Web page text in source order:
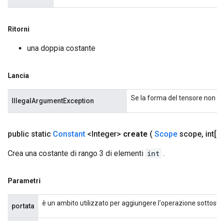
Ritorni
una doppia costante
Lancia
IllegalArgumentException Se la forma del tensore
public static Constant <Integer> create ( Scope scope,
Crea una costante di rango 3 di elementi int .
Parametri
portata è un ambito utilizzato per aggiungere l'operazione